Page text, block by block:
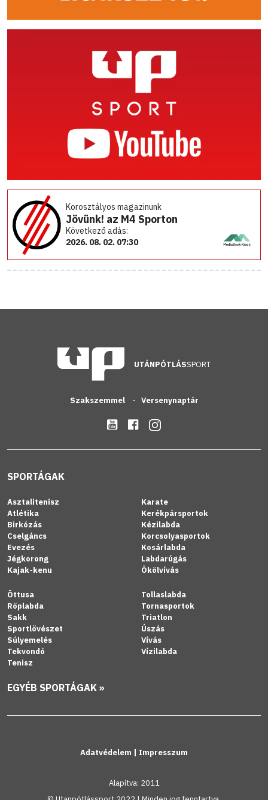
Korosztályos magazinunk
Jövünk! az M4 Sporton
Következő adás:
2026. 08. 02. 07:30
UTÁNPÓTLÁSSPORT
Szakszemmel Versenynaptár
SPORTÁGAK
Asztalitenisz
Atlétika
Birkózás
Cselgáncs
Evezés
Jégkorong
Kajak-kenu
Karate
Kerékpársportok
Kézilabda
Korcsolyasportok
Kosárlabda
Labdarúgás
Ökölvívás
Öttusa
Röplabda
Sakk
Sportlövészet
Súlyemelés
Tekvondó
Tenisz
Tollaslabda
Tornasportok
Triatlon
Úszás
Vívás
Vízilabda
EGYÉB SPORTÁGAK »
Adatvédelem | Impresszum
Alapítva: 2011